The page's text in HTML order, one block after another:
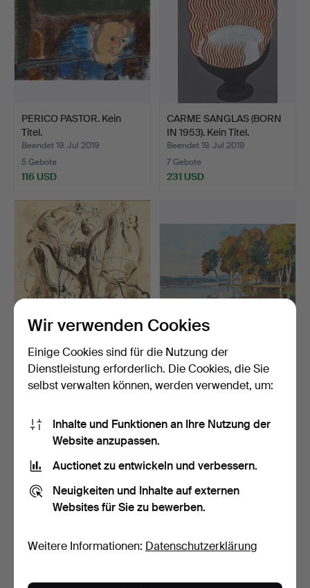
PERICO PASTOR. Kein
Titel.
Beendet 19. Jul 2019
5 Gebote
116 USD
CARME SANGLAS (BORN
IN 1953). Kein Titel.
Beendet 19. Jul 2019
7 Gebote
231 USD
ALBERT GLEIZES (1881-
1953). Kein Titel.
Beendet 19. Jul 2019
RAMON BARNADAS.
Banyoles-See.
Beendet 19. Jul 2019
GLORIA MUÑOZ.
JORDI ALUMÀ MASVIDAL.
Wir verwenden Cookies
Einige Cookies sind für die Nutzung der
Dienstleistung erforderlich. Die Cookies, die Sie
selbst verwalten können, werden verwendet, um:
Inhalte und Funktionen an Ihre Nutzung der
Website anzupassen.
Auctionet zu entwickeln und verbessern.
Neuigkeiten und Inhalte auf externen
Websites für Sie zu bewerben.
Weitere Informationen: Datenschutzerklärung